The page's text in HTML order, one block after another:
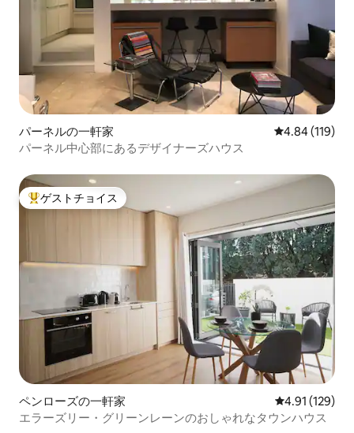
パーネルの一軒家 レビュー119
4.84 (119)
パーネル中心部にあるデザイナーズハウス
大好評のゲストチョイスです。
ゲストチョイス
ペンローズの一軒家 レビュー129
4.91 (129)
エラーズリー・グリーンレーンのおしゃれなタウンハウス